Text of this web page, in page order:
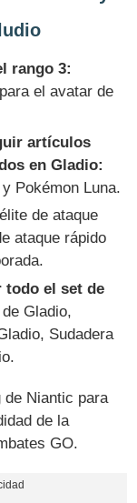
rango 3:
el avatar de
artículos
en Gladio:
Pokémon Luna.
de ataque
ataque rápido
todo el set de
Gladio,
Sudadera
de Niantic para
de la
GO.